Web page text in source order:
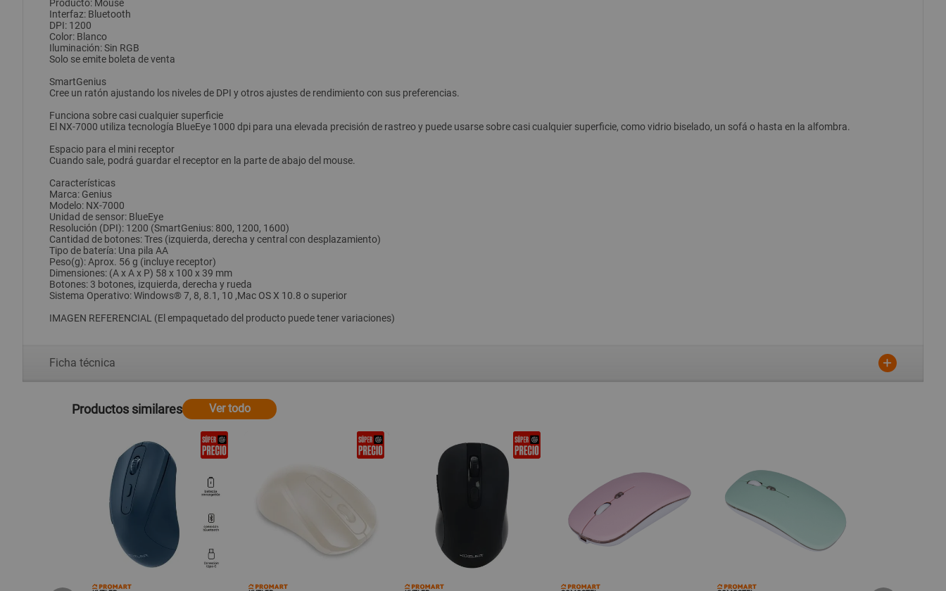
Producto: Mouse
Interfaz: Bluetooth
DPI: 1200
Color: Blanco
Iluminación: Sin RGB
Solo se emite boleta de venta
SmartGenius
Cree un ratón ajustando los niveles de DPI y otros ajustes de rendimiento con sus preferencias.
Funciona sobre casi cualquier superficie
El NX-7000 utiliza tecnología BlueEye 1000 dpi para una elevada precisión de rastreo y puede usarse sobre casi cualquier superficie, como vidrio biselado, un sofá o hasta en la alfombra.
Espacio para el mini receptor
Cuando sale, podrá guardar el receptor en la parte de abajo del mouse.
Características
Marca: Genius
Modelo: NX-7000
Unidad de sensor: BlueEye
Resolución (DPI): 1200 (SmartGenius: 800, 1200, 1600)
Cantidad de botones: Tres (izquierda, derecha y central con desplazamiento)
Tipo de batería: Una pila AA
Peso(g): Aprox. 56 g (incluye receptor)
Dimensiones: (A x A x P) 58 x 100 x 39 mm
Botones: 3 botones, izquierda, derecha y rueda
Sistema Operativo: Windows® 7, 8, 8.1, 10 ,Mac OS X 10.8 o superior
IMAGEN REFERENCIAL (El empaquetado del producto puede tener variaciones)
Ficha técnica
Productos similares Ver todo
SANTOFAELECTRONICS